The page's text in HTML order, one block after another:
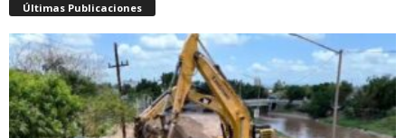
Últimas Publicaciones